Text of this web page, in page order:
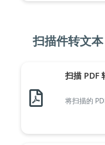
扫描件转文本
扫描 PDF
将扫描的